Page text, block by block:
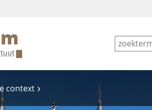
context